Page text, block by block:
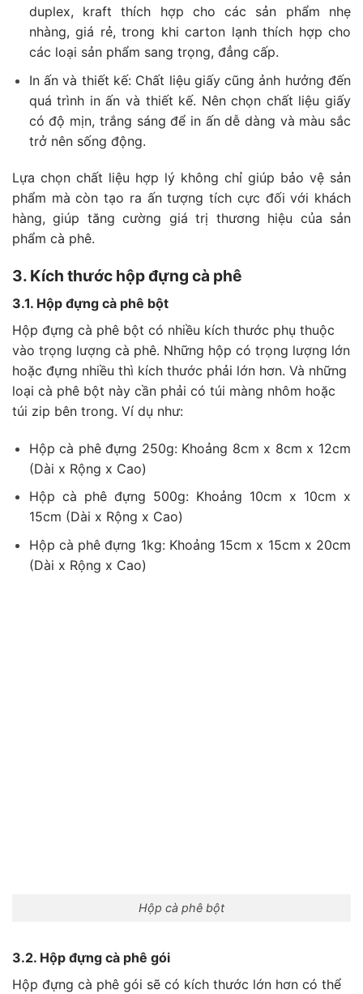
duplex, kraft thích hợp cho các sản phẩm nhẹ
nhàng, giá rẻ, trong khi carton lạnh thích hợp cho
các loại sản phẩm sang trọng, đẳng cấp.
In ấn và thiết kế: Chất liệu giấy cũng ảnh hưởng đến
quá trình in ấn và thiết kế. Nên chọn chất liệu giấy
có độ mịn, trắng sáng để in ấn dễ dàng và màu sắc
trở nên sống động.
Lựa chọn chất liệu hợp lý không chỉ giúp bảo vệ sản
phẩm mà còn tạo ra ấn tượng tích cực đối với khách
hàng, giúp tăng cường giá trị thương hiệu của sản
phẩm cà phê.
3. Kích thước hộp đựng cà phê
3.1. Hộp đựng cà phê bột
Hộp đựng cà phê bột có nhiều kích thước phụ thuộc
vào trọng lượng cà phê. Những hộp có trọng lượng lớn
hoặc đựng nhiều thì kích thước phải lớn hơn. Và những
loại cà phê bột này cần phải có túi màng nhôm hoặc
túi zip bên trong. Ví dụ như:
Hộp cà phê đựng 250g: Khoảng 8cm x 8cm x 12cm
(Dài x Rộng x Cao)
Hộp cà phê đựng 500g: Khoảng 10cm x 10cm x
15cm (Dài x Rộng x Cao)
Hộp cà phê đựng 1kg: Khoảng 15cm x 15cm x 20cm
(Dài x Rộng x Cao)
Hộp cà phê bột
3.2. Hộp đựng cà phê gói
Hộp đựng cà phê gói sẽ có kích thước lớn hơn có thể